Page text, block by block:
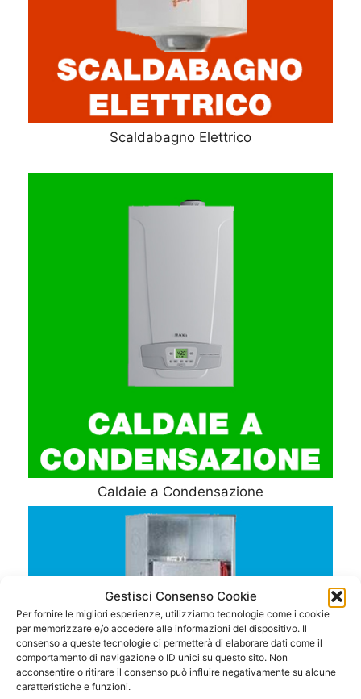
Gestisci Consenso Cookie
Per fornire le migliori esperienze, utilizziamo tecnologie come i cookie
per memorizzare e/o accedere alle informazioni del dispositivo. Il
consenso a queste tecnologie ci permetterà di elaborare dati come il
comportamento di navigazione o ID unici su questo sito. Non
acconsentire o ritirare il consenso può influire negativamente su alcune
caratteristiche e funzioni.
Scaldabagno Elettrico
Caldaie a Condensazione